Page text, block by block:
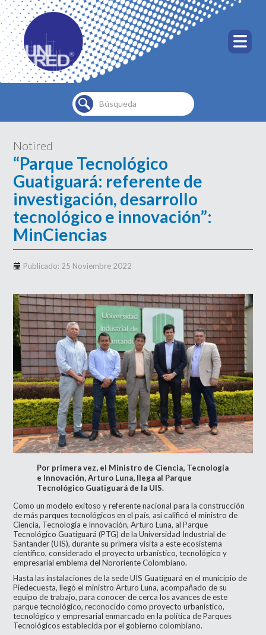
Buscar...
Notired
“Parque Tecnológico
Guatiguará: referente de
investigación, desarrollo
tecnológico e innovación”:
MinCiencias
Publicado: 25 Noviembre 2022
Por primera vez, el Ministro de Ciencia, Tecnología
e Innovación, Arturo Luna, llega al Parque
Tecnológico Guatiguará de la UIS.
Como un modelo exitoso y referente nacional para la construcción
de más parques tecnológicos en el país, así calificó el ministro de
Ciencia, Tecnología e Innovación, Arturo Luna, al Parque
Tecnológico Guatiguará (PTG) de la Universidad Industrial de
Santander (UIS), durante su primera visita a este ecosistema
científico, considerado el proyecto urbanístico, tecnológico y
empresarial emblema del Nororiente Colombiano.
Hasta las instalaciones de la sede UIS Guatiguará en el municipio de
Piedecuesta, llegó el ministro Arturo Luna, acompañado de su
equipo de trabajo, para conocer de cerca los avances de este
parque tecnológico, reconocido como proyecto urbanístico,
tecnológico y empresarial enmarcado en la política de Parques
Tecnológicos establecida por el gobierno colombiano.